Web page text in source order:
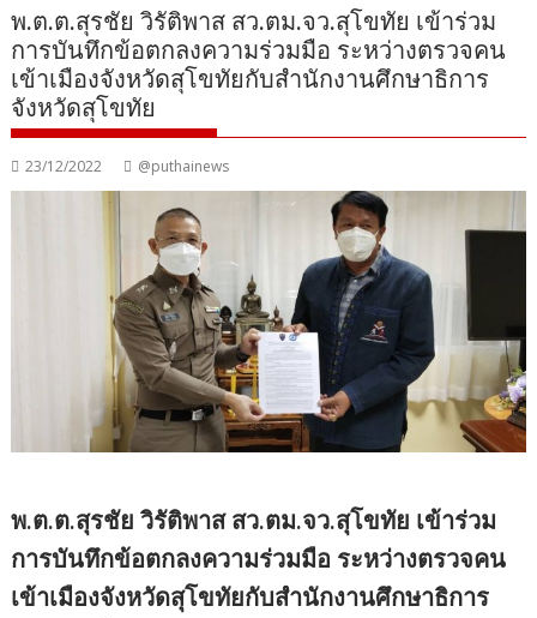
พ.ต.ต.สุรชัย วิรัติพาส สว.ตม.จว.สุโขทัย เข้าร่วม
การบันทึกข้อตกลงความร่วมมือ ระหว่างตรวจคน
เข้าเมืองจังหวัดสุโขทัยกับสำนักงานศึกษาธิการ
จังหวัดสุโขทัย
23/12/2022 @puthainews
พ.ต.ต.สุรชัย วิรัติพาส สว.ตม.จว.สุโขทัย เข้าร่วม
การบันทึกข้อตกลงความร่วมมือ ระหว่างตรวจคน
เข้าเมืองจังหวัดสุโขทัยกับสำนักงานศึกษาธิการ